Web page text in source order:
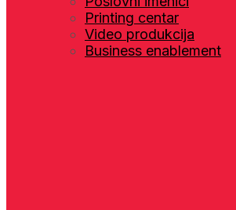
Printing centar
Video produkcija
Business enablement